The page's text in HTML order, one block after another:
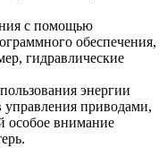
с помощью
обеспечения,
гидравлические
энергии
управления приводами,
особое внимание